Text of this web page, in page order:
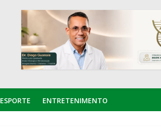
ESPORTE ENTRETENIMENTO